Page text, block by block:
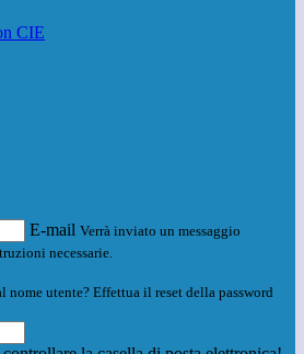
CIE
E-mail Verrà inviato un messaggio
necessarie.
nome utente? Effettua il reset della password